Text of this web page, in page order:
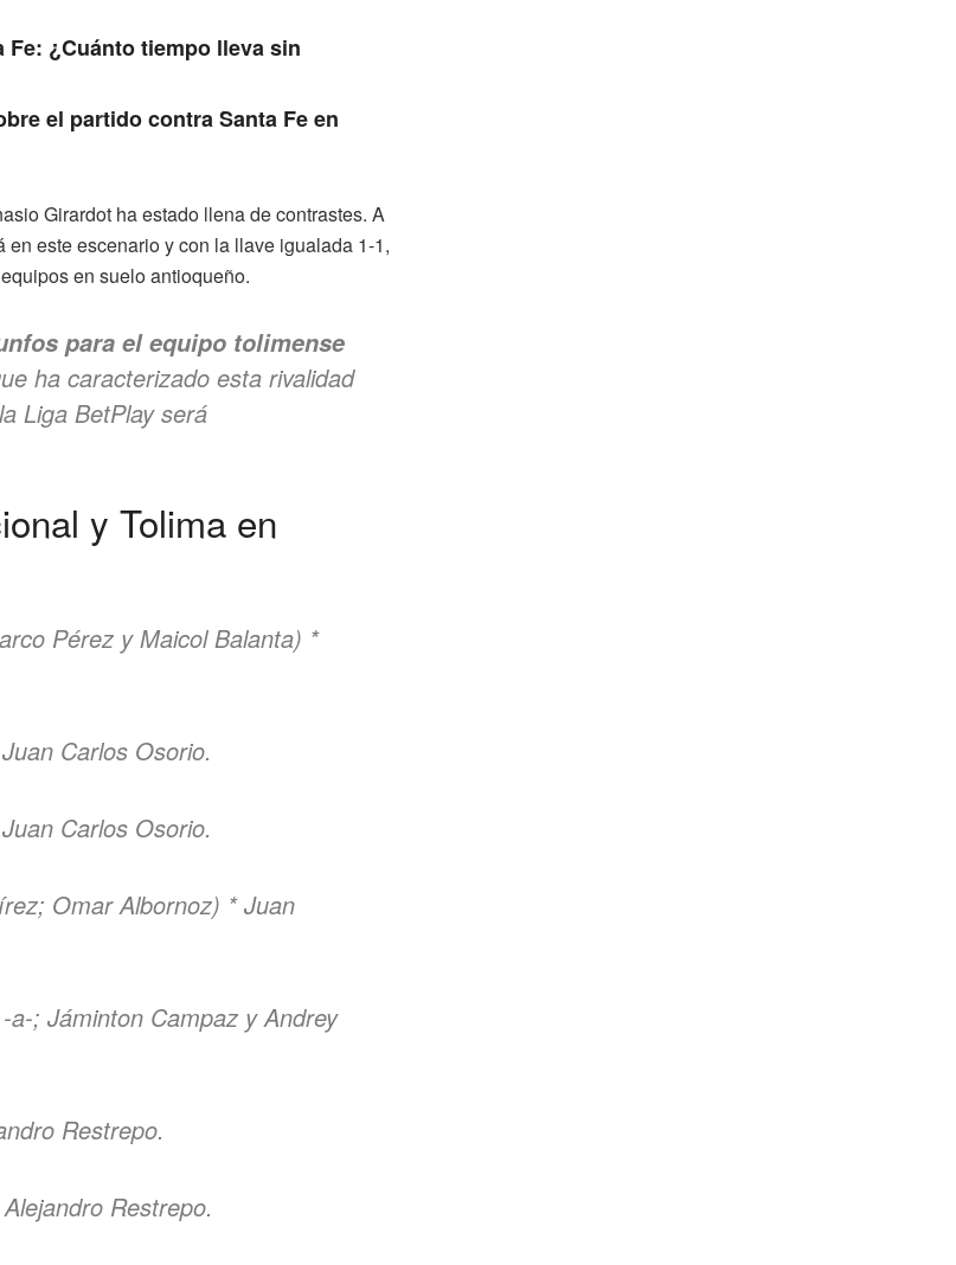
¿Cuánto tiempo lleva sin
el partido contra Santa Fe en
Girardot ha estado llena de contrastes. A
este escenario y con la llave igualada 1-1,
en suelo antioqueño.
para el equipo tolimense
ha caracterizado esta rivalidad
Liga BetPlay será
y Tolima en
Pérez y Maicol Balanta) *
Carlos Osorio.
Carlos Osorio.
Omar Albornoz) * Juan
; Jáminton Campaz y Andrey
Restrepo.
Restrepo.